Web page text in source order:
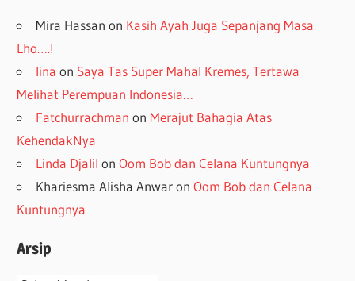
Mira Hassan on Kasih Ayah Juga Sepanjang Masa
Lho….!
lina on Saya Tas Super Mahal Kremes, Tertawa
Melihat Perempuan Indonesia…
Fatchurrachman on Merajut Bahagia Atas
KehendakNya
Linda Djalil onOom Bob dan Celana Kuntungnya
Khariesma Alisha AnwaronOom Bob dan Celana
Kuntungnya
Arsip